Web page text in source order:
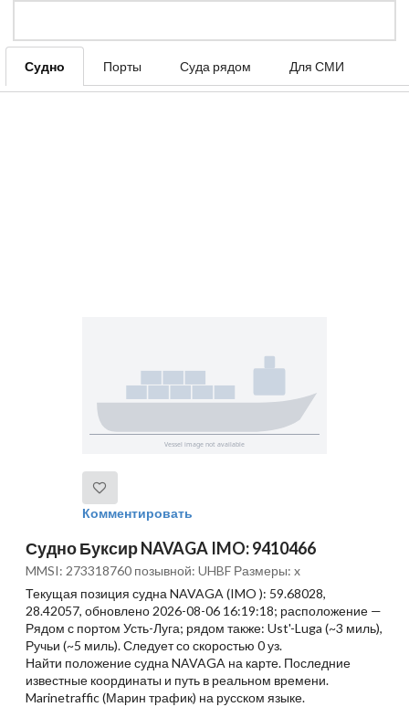
Судно Порты Суда рядом Для СМИ
Комментировать
Судно Буксир NAVAGA IMO: 9410466
MMSI: 273318760 позывной: UHBF Размеры: x
Текущая позиция судна NAVAGA (IMO ): 59.68028,
28.42057, обновлено 2026-08-06 16:19:18; расположение —
Рядом с портом Усть-Луга; рядом также: Ust'-Luga (~3 миль),
Ручьи (~5 миль). Следует со скоростью 0 уз.
Найти положение судна NAVAGA на карте. Последние
известные координаты и путь в реальном времени.
Marinetraffic (Марин трафик) на русском языке.